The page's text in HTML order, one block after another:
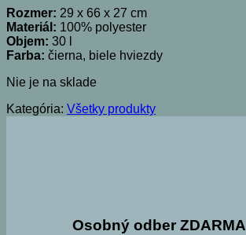
Rozmer: 29 x 66 x 27 cm
Materiál: 100% polyester
Objem: 30 l
Farba: čierna, biele hviezdy
Nie je na sklade
Kategória: Všetky produkty
Osobný odber ZDARMA